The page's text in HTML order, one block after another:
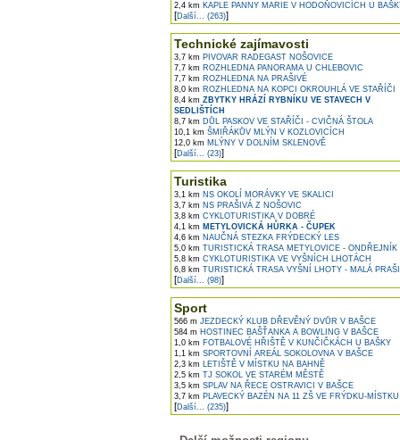
2,4 km KAPLE PANNY MARIE V HODOŇOVICÍCH U
[Další... (263)]
Technické zajímavosti
3,7 km PIVOVAR RADEGAST NOŠOVICE
7,7 km ROZHLEDNA PANORAMA U CHLEBOVIC
7,7 km ROZHLEDNA NA PRAŠIVÉ
8,0 km ROZHLEDNA NA KOPCI OKROUHLÁ VE STAŘÍČI
8,4 km ZBYTKY HRÁZÍ RYBNÍKU VE STAVECH V
SEDLIŠTÍCH
8,7 km DŮL PASKOV VE STAŘÍČI - CVIČNÁ ŠTOLA
10,1 km ŠMIŘÁKŮV MLÝN V KOZLOVICÍCH
12,0 km MLÝNY V DOLNÍM SKLENOVĚ
[Další... (23)]
Turistika
3,1 km NS OKOLÍ MORÁVKY VE SKALICI
3,7 km NS PRAŠIVÁ Z NOŠOVIC
3,8 km CYKLOTURISTIKA V DOBRÉ
4,1 km METYLOVICKÁ HŮRKA - ČUPEK
4,6 km NAUČNÁ STEZKA FRÝDECKÝ LES
5,0 km TURISTICKÁ TRASA METYLOVICE - ONDŘEJNÍK
5,8 km CYKLOTURISTIKA VE VYŠNÍCH LHOTÁCH
6,8 km TURISTICKÁ TRASA VYŠNÍ LHOTY - MALÁ
[Další... (98)]
Sport
566 m JEZDECKÝ KLUB DŘEVĚNÝ DVŮR V BAŠCE
584 m HOSTINEC BAŠŤANKA A BOWLING V BAŠCE
1,0 km FOTBALOVÉ HŘIŠTĚ V KUNČIČKÁCH U BAŠKY
1,1 km SPORTOVNÍ AREÁL SOKOLOVNA V BAŠCE
2,3 km LETIŠTĚ V MÍSTKU NA BAHNĚ
2,5 km TJ SOKOL VE STARÉM MĚSTĚ
3,5 km SPLAV NA ŘECE OSTRAVICI V BAŠCE
3,7 km PLAVECKÝ BAZÉN NA 11 ZŠ VE FRÝDKU-MÍSTKU
[Další... (235)]